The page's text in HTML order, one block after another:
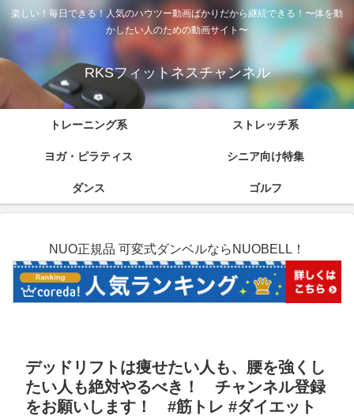
楽しい！毎日できる！人気のハウツー動画ばかりだから継続できる！〜体を動
かしたい人のための動画サイト〜
RKSフィットネスチャンネル
トレーニング系 ストレッチ系
ヨガ・ピラティス シニア向け特集
ダンス ゴルフ
NUO正規品 可変式ダンベルならNUOBELL！
デッドリフトは痩せたい人も、腰を強くし
たい人も絶対やるべき！ チャンネル登録
をお願いします！ #筋トレ #ダイエット